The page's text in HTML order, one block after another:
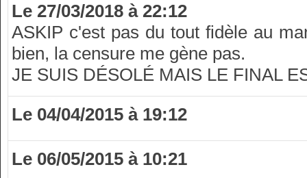
Le 27/03/2018 à 22:12
ASKIP c'est pas du tout fidèle au
bien, la censure me gène pas.
JE SUIS DÉSOLÉ MAIS LE FINAL
Le 04/04/2015 à 19:12
Le 06/05/2015 à 10:21